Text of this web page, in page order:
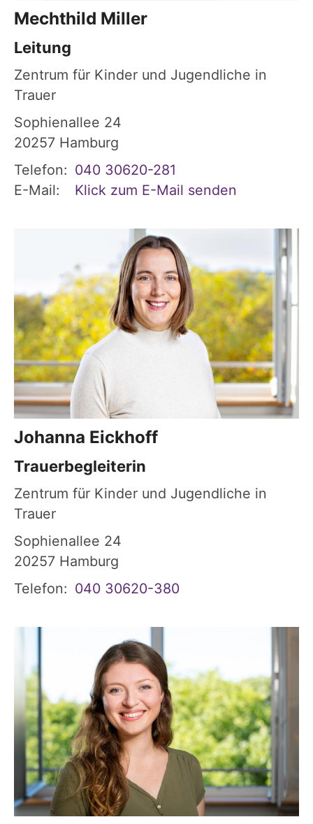
Mechthild Miller
Leitung
Zentrum für Kinder und Jugendliche in
Trauer
Sophienallee 24
20257 Hamburg
Telefon: 040 30620-281
E-Mail:
Klick zum E-Mail senden
Johanna Eickhoff
Trauerbegleiterin
Zentrum für Kinder und Jugendliche in
Trauer
Sophienallee 24
20257 Hamburg
Telefon: 040 30620-380